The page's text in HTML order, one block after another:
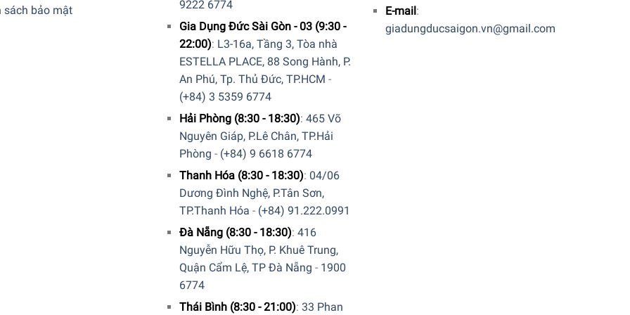
sách bảo mật
9222 6774
Gia Dụng Đức Sài Gòn - 03 (9:30 -
22:00): L3-16a, Tầng 3, Tòa nhà
ESTELLA PLACE, 88 Song Hành, P.
An Phú, Tp. Thủ Đức, TP.HCM -
(+84) 3 5359 6774
Hải Phòng (8:30 - 18:30): 465 Võ
Nguyên Giáp, P.Lê Chân, TP.Hải
Phòng - (+84) 9 6618 6774
Thanh Hóa (8:30 - 18:30): 04/06
Dương Đình Nghệ, P.Tân Sơn,
TP.Thanh Hóa - (+84) 91.222.0991
Đà Nẵng (8:30 - 18:30): 416
Nguyễn Hữu Thọ, P. Khuê Trung,
Quận Cẩm Lệ, TP Đà Nẵng - 1900
6774
Thái Bình (8:30 - 21:00): 33 Phan
E-mail:
giadungducsaigon.vn@gmail.com